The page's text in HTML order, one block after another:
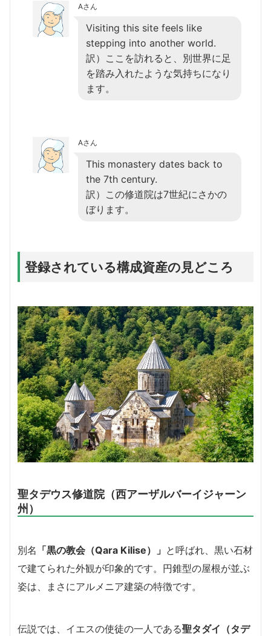
Aさん
Visiting this site feels like
stepping into another world.
訳）ここを訪れると、別世界に足
を踏み入れたような気持ちになり
ます。
Aさん
This monastery dates back to
the 7th century.
訳）この修道院は7世紀にさかの
ぼります。
登録されている構成資産の見どころ
聖タデウス修道院（西アーザルバーイジャーン
州）
別名 「黒の教会（Qara Kilise）」 と呼ばれ、黒い石材
で建てられた外観が印象的です。円錐型の屋根が並ぶ
姿は、まさにアルメニア建築の特徴です。
伝説では、イエスの使徒の一人である聖タダイ（タデ